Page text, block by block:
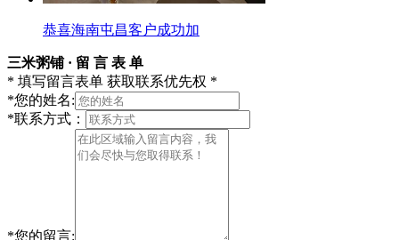
恭喜海南屯昌客户成功加
三米粥铺 · 留 言 表 单
* 填写留言表单 获取联系优先权 *
*您的姓名:
*联系方式：
*您的留言: